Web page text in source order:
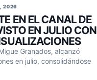
2026
EN EL CANAL DE
EN JULIO CON
Granados, alcanzó
en julio, consolidándose